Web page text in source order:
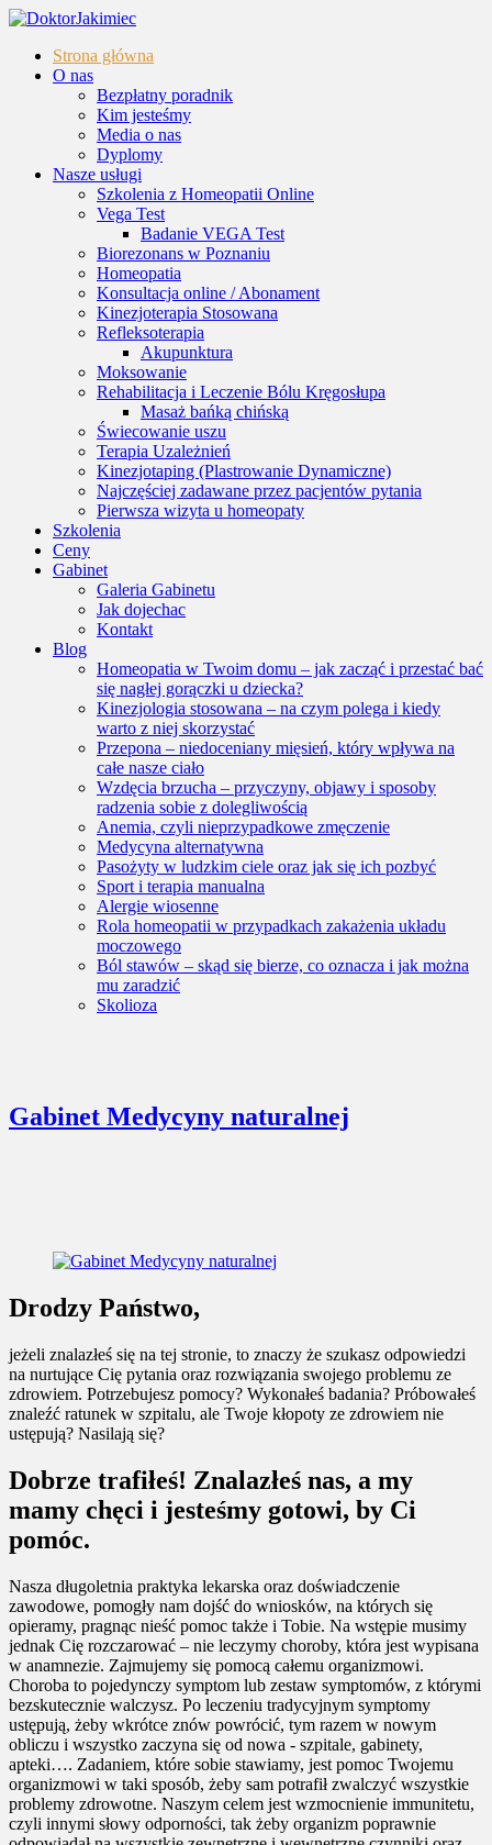
Strona główna
O nas
Bezpłatny poradnik
Kim jesteśmy
Media o nas
Dyplomy
Nasze usługi
Szkolenia z Homeopatii Online
Vega Test
Badanie VEGA Test
Biorezonans w Poznaniu
Homeopatia
Konsultacja online / Abonament
Kinezjoterapia Stosowana
Refleksoterapia
Akupunktura
Moksowanie
Rehabilitacja i Leczenie Bólu Kręgosłupa
Masaż bańką chińską
Świecowanie uszu
Terapia Uzależnień
Kinezjotaping (Plastrowanie Dynamiczne)
Najczęściej zadawane przez pacjentów pytania
Pierwsza wizyta u homeopaty
Szkolenia
Ceny
Gabinet
Galeria Gabinetu
Jak dojechac
Kontakt
Blog
Homeopatia w Twoim domu – jak zacząć i przestać bać
się nagłej gorączki u dziecka?
Kinezjologia stosowana – na czym polega i kiedy
warto z niej skorzystać
Przepona – niedoceniany mięsień, który wpływa na
całe nasze ciało
Wzdęcia brzucha – przyczyny, objawy i sposoby
radzenia sobie z dolegliwością
Anemia, czyli nieprzypadkowe zmęczenie
Medycyna alternatywna
Pasożyty w ludzkim ciele oraz jak się ich pozbyć
Sport i terapia manualna
Alergie wiosenne
Rola homeopatii w przypadkach zakażenia układu
moczowego
Ból stawów – skąd się bierze, co oznacza i jak można
mu zaradzić
Skolioza
Gabinet Medycyny naturalnej
Drodzy Państwo,
jeżeli znalazłeś się na tej stronie, to znaczy że szukasz odpowiedzi
na nurtujące Cię pytania oraz rozwiązania swojego problemu ze
zdrowiem. Potrzebujesz pomocy? Wykonałeś badania? Próbowałeś
znaleźć ratunek w szpitalu, ale Twoje kłopoty ze zdrowiem nie
ustępują? Nasilają się?
Dobrze trafiłeś! Znalazłeś nas, a my
mamy chęci i jesteśmy gotowi, by Ci
pomóc.
Nasza długoletnia praktyka lekarska oraz doświadczenie
zawodowe, pomogły nam dojść do wniosków, na których się
opieramy, pragnąc nieść pomoc także i Tobie. Na wstępie musimy
jednak Cię rozczarować – nie leczymy choroby, która jest wypisana
w anamnezie. Zajmujemy się pomocą całemu organizmowi.
Choroba to pojedynczy symptom lub zestaw symptomów, z którymi
bezskutecznie walczysz. Po leczeniu tradycyjnym symptomy
ustępują, żeby wkrótce znów powrócić, tym razem w nowym
obliczu i wszystko zaczyna się od nowa - szpitale, gabinety,
apteki…. Zadaniem, które sobie stawiamy, jest pomoc Twojemu
organizmowi w taki sposób, żeby sam potrafił zwalczyć wszystkie
problemy zdrowotne. Naszym celem jest wzmocnienie immunitetu,
czyli innymi słowy odporności, tak żeby organizm poprawnie